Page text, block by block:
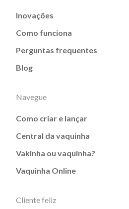
Inovações
Como funciona
Perguntas frequentes
Blog
Navegue
Como criar e lançar
Central da vaquinha
Vakinha ou vaquinha?
Vaquinha Online
Cliente feliz